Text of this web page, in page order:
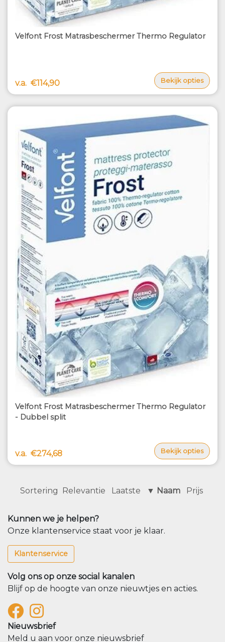
Velfont Frost Matrasbeschermer Thermo Regulator
v.a. €114,90 Bekijk opties
Velfont Frost Matrasbeschermer Thermo Regulator
- Dubbel split
v.a. €274,68 Bekijk opties
Sortering Relevantie Laatste ▼ Naam Prijs
Kunnen we je helpen?
Onze klantenservice staat voor je klaar.
Klantenservice
Volg ons op onze social kanalen
Blijf op de hoogte van onze nieuwtjes en acties.
Nieuwsbrief
Meld u aan voor onze nieuwsbrief